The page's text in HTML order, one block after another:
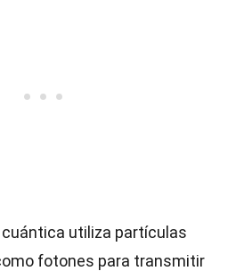
utiliza partículas
fotones para transmitir